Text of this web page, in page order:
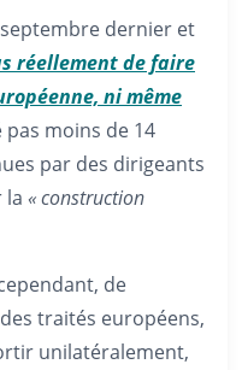
dernier et
réellement de faire
ni même
pas moins de 14
par des dirigeants
la « construction
de
traités européens,
unilatéralement,